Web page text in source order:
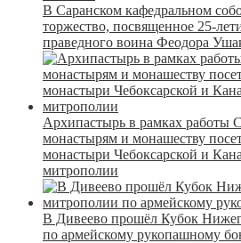
В Саранском кафедральном
торжество, посвященное 25-
праведного воина Феодора
Архипастырь в рамках работы
монастырям и монашеству
монастыри Чебоксарской и
митрополии
В Дивеево прошёл Кубок
по армейскому рукопашному